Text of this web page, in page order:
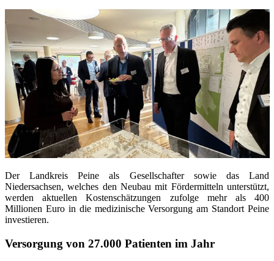
Der Landkreis Peine als Gesellschafter sowie das Land
Niedersachsen, welches den Neubau mit Fördermitteln unterstützt,
werden aktuellen Kostenschätzungen zufolge mehr als 400
Millionen Euro in die medizinische Versorgung am Standort Peine
investieren.
Versorgung von 27.000 Patienten im Jahr